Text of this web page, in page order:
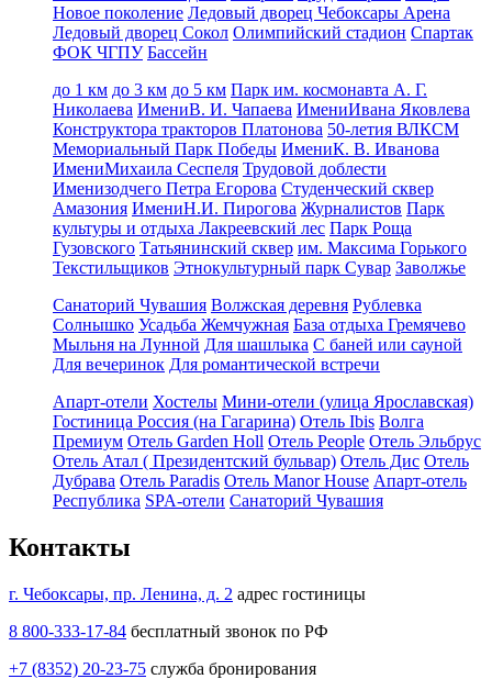
Новое поколение Ледовый дворец Чебоксары Арена
Ледовый дворец Сокол Олимпийский стадион Спартак
ФОК ЧГПУ Бассейн
до 1 км до 3 км до 5 км Парк им. космонавта А. Г.
Николаева ИмениВ. И. Чапаева ИмениИвана Яковлева
Конструктора тракторов Платонова 50-летия ВЛКСМ
Мемориальный Парк Победы ИмениК. В. Иванова
ИмениМихаила Сеспеля Трудовой доблести
Именизодчего Петра Егорова Студенческий сквер
Амазония ИмениН.И. Пирогова Журналистов Парк
культуры и отдыха Лакреевский лес Парк Роща
Гузовского Татьянинский сквер им. Максима Горького
Текстильщиков Этнокультурный парк Сувар Заволжье
Санаторий Чувашия Волжская деревня Рублевка
Солнышко Усадьба Жемчужная База отдыха Гремячево
Мыльня на Лунной Для шашлыка С баней или сауной
Для вечеринок Для романтической встречи
Апарт-отели Хостелы Мини-отели (улица Ярославская)
Гостиница Россия (на Гагарина) Отель Ibis Волга
Премиум Отель Garden Holl Отель People Отель Эльбрус
Отель Атал ( Президентский бульвар) Отель Дис Отель
Дубрава Отель Paradis Отель Manor House Апарт-отель
Республика SPA-отели Санаторий Чувашия
Контакты
г. Чебоксары, пр. Ленина, д. 2 адрес гостиницы
8 800-333-17-84 бесплатный звонок по РФ
+7 (8352) 20-23-75 служба бронирования